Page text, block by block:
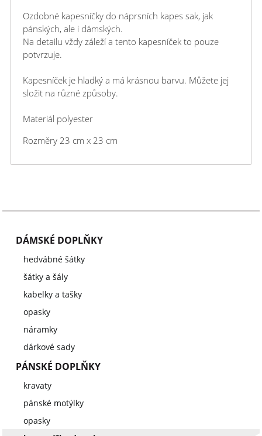
Ozdobné kapesníčky do náprsních kapes sak, jak
pánských, ale i dámských.
Na detailu vždy záleží a tento kapesníček to pouze
potvrzuje.
Kapesníček je hladký a má krásnou barvu. Můžete jej
složit na různé způsoby.
Materiál polyester
Rozměry 23 cm x 23 cm
DÁMSKÉ DOPLŇKY
hedvábné šátky
šátky a šály
kabelky a tašky
opasky
náramky
dárkové sady
PÁNSKÉ DOPLŇKY
kravaty
pánské motýlky
opasky